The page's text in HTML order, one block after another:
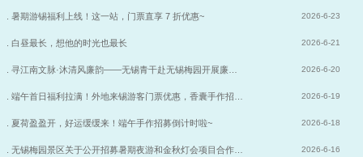
. 暑期游锡福利上线！这一站，门票直享 7 折优惠~ 2026-6-23
. 白昼最长，想他的时光也最长 2026-6-21
. 寻江南文脉·沐清风廉韵——无锡青干赴无锡梅园开展廉… 2026-6-20
. 端午首日福利拉满！外地来锡游客门票优惠，香囊手作招… 2026-6-19
. 夏荷盈盈开，好运缓缓来！端午手作招募倒计时啦~ 2026-6-18
. 无锡梅园景区关于公开招募暑期夜游和金秋灯会项目合作… 2026-6-16